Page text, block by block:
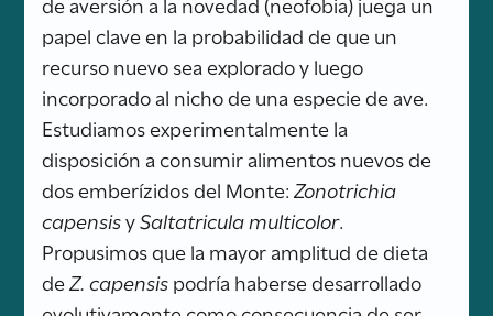
papel clave en la probabilidad de que un
recurso nuevo sea explorado y luego
incorporado al nicho de una especie de ave.
Estudiamos experimentalmente la
disposición a consumir alimentos nuevos de
dos emberízidos del Monte:Zonotrichia
capensisySaltatricula multicolor.
Propusimos que la mayor amplitud de dieta
deZ. capensispodría haberse desarrollado